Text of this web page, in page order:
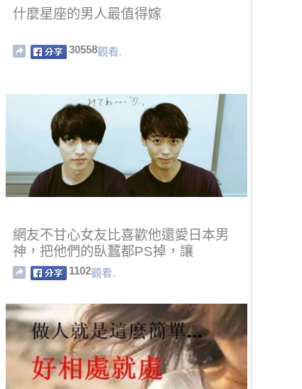
什麼星座的男人最值得嫁
30558觀看.
網友不甘心女友比喜歡他還愛日本男
神，把他們的臥蠶都PS掉，讓
1102觀看.